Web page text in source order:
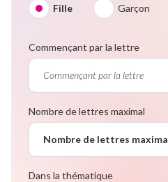
Fille Garçon
Commençant par la lettre
Nombre de lettres maximal
Nombre de lettres
Dans la thématique